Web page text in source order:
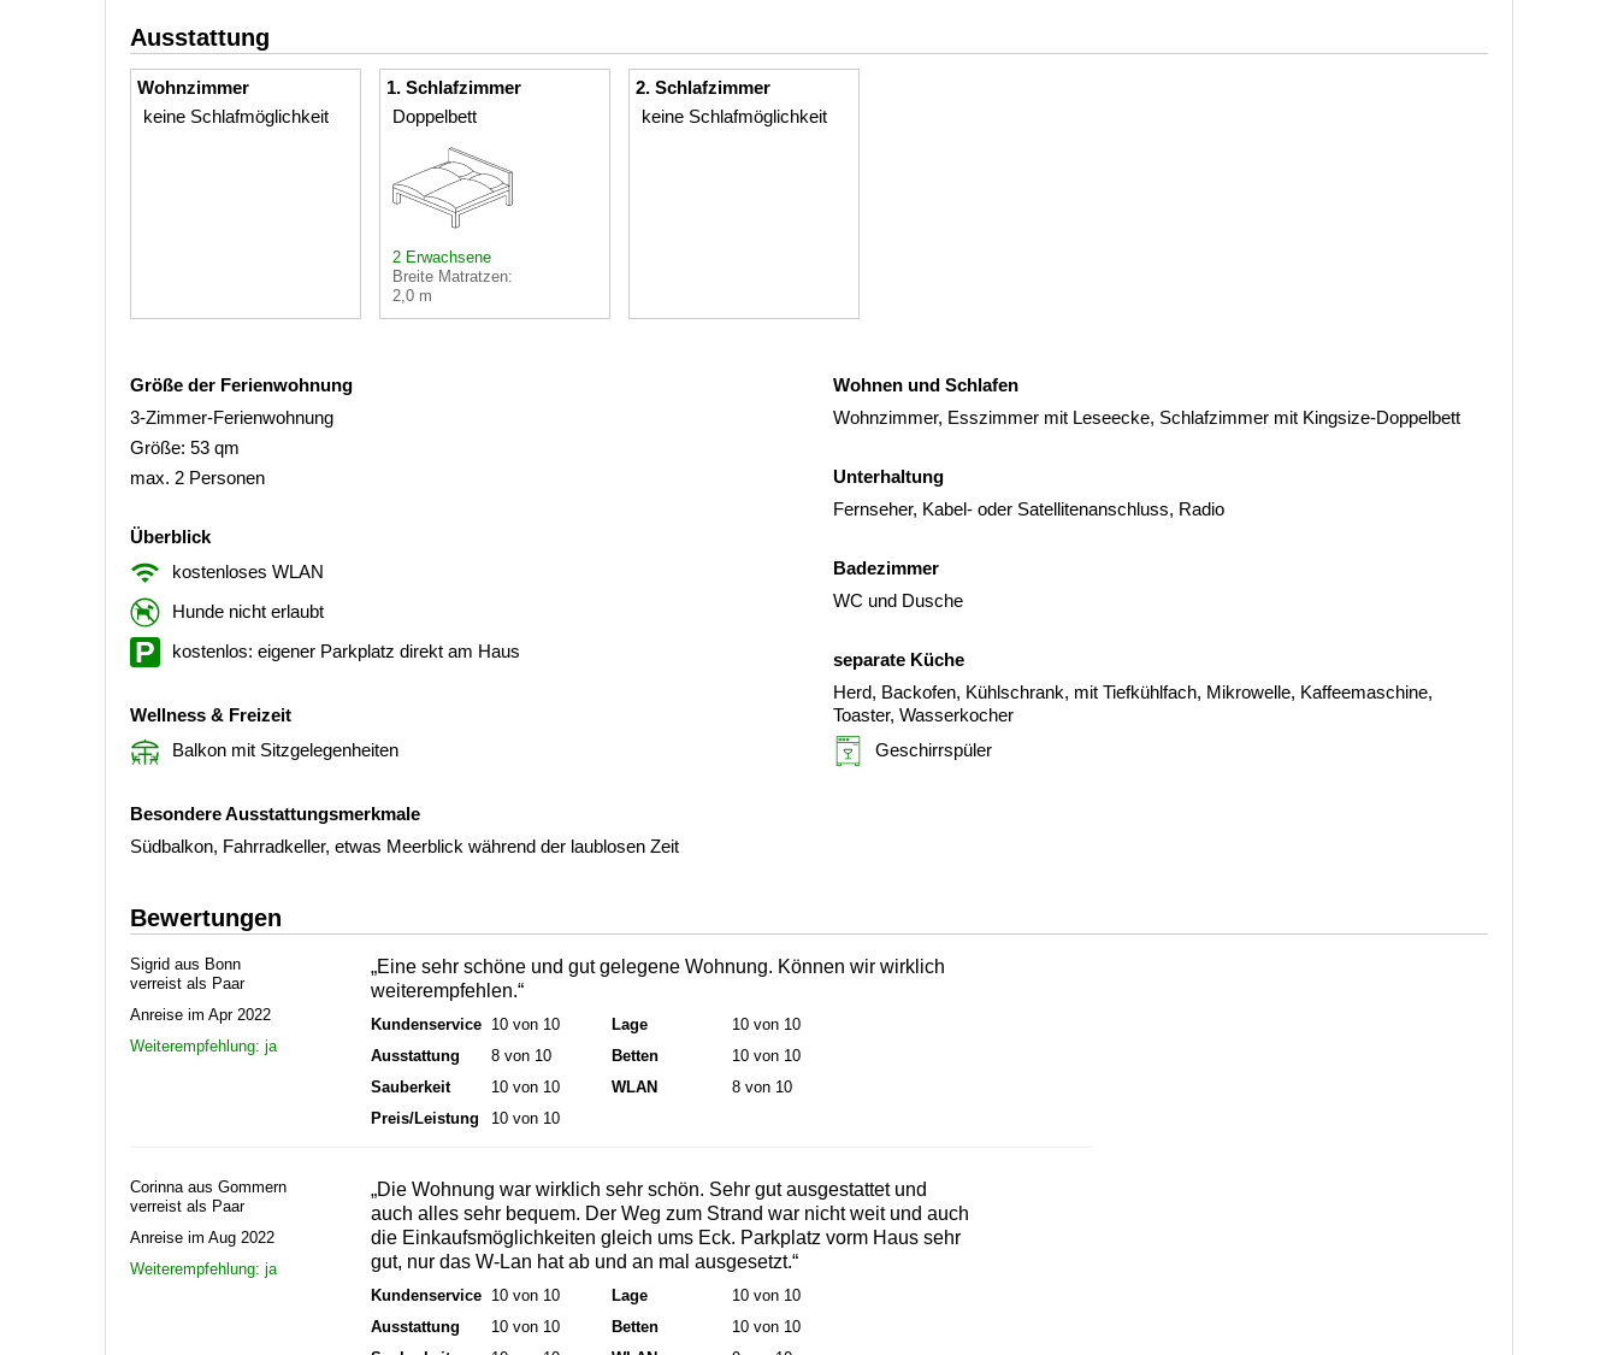
Ausstattung
Wohnzimmer
keine Schlafmöglichkeit
1. Schlafzimmer
Doppelbett
2 Erwachsene
Breite Matratzen:
2,0 m
2. Schlafzimmer
keine Schlafmöglichkeit
Größe der Ferienwohnung
3-Zimmer-Ferienwohnung
Größe: 53 qm
max. 2 Personen
Überblick
kostenloses WLAN
Hunde nicht erlaubt
kostenlos: eigener Parkplatz direkt am Haus
Wellness & Freizeit
Balkon mit Sitzgelegenheiten
Besondere Ausstattungsmerkmale
Südbalkon, Fahrradkeller, etwas Meerblick während der laublosen Zeit
Wohnen und Schlafen
Wohnzimmer, Esszimmer mit Leseecke, Schlafzimmer mit Kingsize-Doppelbett
Unterhaltung
Fernseher, Kabel- oder Satellitenanschluss, Radio
Badezimmer
WC und Dusche
separate Küche
Herd, Backofen, Kühlschrank, mit Tiefkühlfach, Mikrowelle, Kaffeemaschine,
Toaster, Wasserkocher
Geschirrspüler
Bewertungen
Sigrid aus Bonn
verreist als Paar
Anreise im Apr 2022
Weiterempfehlung: ja
„Eine sehr schöne und gut gelegene Wohnung. Können wir wirklich
weiterempfehlen.“
Kundenservice 10 von 10
Ausstattung
8 von 10
Sauberkeit
10 von 10
Preis/Leistung
10 von 10
Lage
10 von 10
Betten
10 von 10
WLAN
8 von 10
Corinna aus Gommern
verreist als Paar
Anreise im Aug 2022
Weiterempfehlung: ja
„Die Wohnung war wirklich sehr schön. Sehr gut ausgestattet und
auch alles sehr bequem. Der Weg zum Strand war nicht weit und auch
die Einkaufsmöglichkeiten gleich ums Eck. Parkplatz vorm Haus sehr
gut, nur das W-Lan hat ab und an mal ausgesetzt.“
Kundenservice 10 von 10
Ausstattung
10 von 10
Lage
10 von 10
Betten
10 von 10